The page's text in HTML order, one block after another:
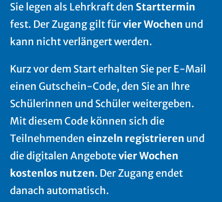
Sie legen als Lehrkraft den Starttermin
fest. Der Zugang gilt fürvier Wochen und
kann nicht verlängert werden.
Kurz vor dem Start erhalten Sie per E-Mail
einen Gutschein-Code, den Sie an Ihre
Schülerinnen und Schüler weitergeben.
Mit diesem Code können sich die
Teilnehmenden einzeln registrieren und
die digitalen Angebotevier Wochen
kostenlos nutzen. Der Zugang endet
danach automatisch.